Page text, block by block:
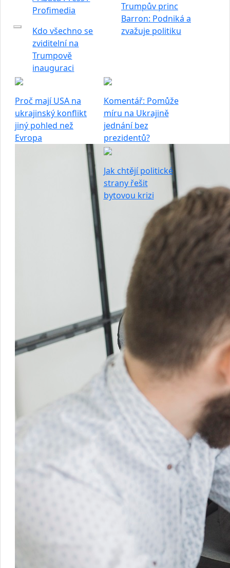
Kdo všechno se
zviditelní na
Trumpově
inauguraci
Trumpův princ
Barron: Podniká a
zvažuje politiku
Proč mají USA na
ukrajinský konflikt
jiný pohled než
Evropa
Komentář: Pomůže
míru na Ukrajině
jednání bez
prezidentů?
Jak chtějí politické
strany řešit
bytovou krizi